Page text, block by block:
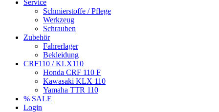
Service
Schmierstoffe / Pflege
Werkzeug
Schrauben
Zubehör
Fahrerlager
Bekleidung
CRF110 / KLX110
Honda CRF 110 F
Kawasaki KLX 110
Yamaha TTR 110
% SALE
Login